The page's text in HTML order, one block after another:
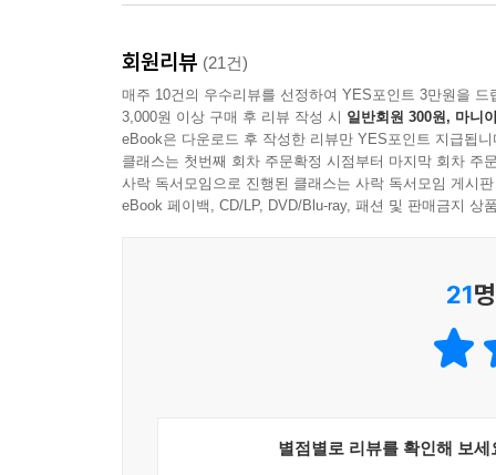
모유 수유 엄마에게 좋은 음식과 나쁜 음식
떤 사람들은 알코올, 특히 맥주를 섭취하면 모유
둘 다 아니다. 엄마가 술을 마셨을 때 모유 속 알코
것이 아니므로 모유를 통해 노출되는 알코올의
유를 먹였더라도 아기가 섭취하는 알코올은 극
2017년의 한 연구는 부모와 같은 방에서 자는 것
사실 수면 자세에 대한 모든 연구에서 두드러지
“0~7세, 중요하니까 팩트와 데이터로 키우세요”
출생 직후부터 초등학교에 들어가기 전까지, 영
많거나 적어서, 혹은 모순되거나 거짓인 경우도
위험 요인이 있는지, 있다면 어느 정도인지 살펴
위험 요인은 교통사고 확률처럼 우리가 일상에서
가족마다 제각각이기 때문이다. 그러므로 모든
없다. 중요한 것은 출처가 명확한 정보와 충분히
아이를 키우면서 좀 더 행복하고 편안해질 수 있다
회원리뷰 (21건)
매주 10건의 우수리뷰를 선정하여 YES포인트 3만원을 드
3,000원 이상 구매 후 리뷰 작성 시 일반회원 300원, 마니
eBook은 다운로드 후 작성한 리뷰만 YES포인트 지급됩니
클래스는 첫번째 회차 주문확정 시점부터 마지막 회차 주
사락 독서모임으로 진행된 클래스는 사락 독서모임 게시
eBook 페이백, CD/LP, DVD/Blu-ray, 패션 및 판매금지 상
21
별점별로 리뷰를 확인해 보세